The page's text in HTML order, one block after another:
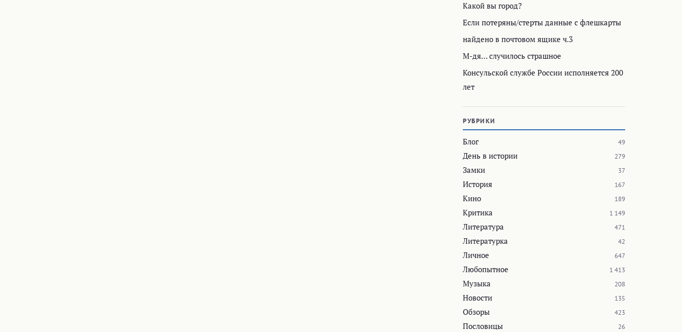
Какой вы город?
Если потеряны/стерты данные с флешкарты
найдено в почтовом ящике ч.3
М-дя… случилось страшное
Консульской службе России исполняется 200
лет
РУБРИКИ
Блог 49
День в истории 279
Замки 37
История 167
Кино 189
Критика 1 149
Литература 471
Литературка 42
Личное 647
Любопытное 1 413
Музыка 208
Новости 135
Обзоры 423
Пословицы 26